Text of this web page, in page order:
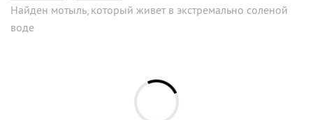
Найден мотыль, который живет в экстремально соленой
воде